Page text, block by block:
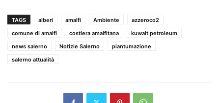
TAGS alberi amalfi Ambiente
azzeroco2
comune di amalfi
costiera amalfitana
kuwait petroleum
news salerno
Notizie Salerno
piantumazione
salerno attualità